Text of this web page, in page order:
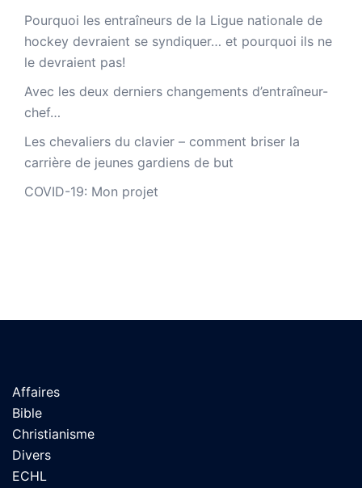
Pourquoi les entraîneurs de la Ligue nationale de
hockey devraient se syndiquer… et pourquoi ils ne
le devraient pas!
Avec les deux derniers changements d’entraîneur-
chef…
Les chevaliers du clavier – comment briser la
carrière de jeunes gardiens de but
COVID-19: Mon projet
Affaires
Bible
Christianisme
Divers
ECHL